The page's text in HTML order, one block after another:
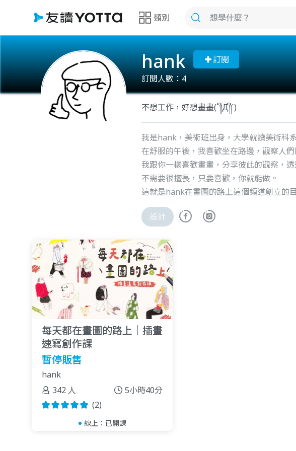
類別
hank
訂閱
訂閱人數：4
不想工作，好想畫畫(´༎ຶД༎ຶ`)
我是hank，美術班出身，大學就讀美術科
在舒服的午後，我喜歡坐在路邊，觀察人
我跟你一樣喜歡畫畫，分享彼此的觀察，
不需要很擅長，只要喜歡，你就能做。
這就是hank在畫圖的路上這個頻道創立的
設計
每天都在畫圖的路上｜插畫
速寫創作課
暫停販售
hank
342 人
5小時40分
(2)
線上： 已開課